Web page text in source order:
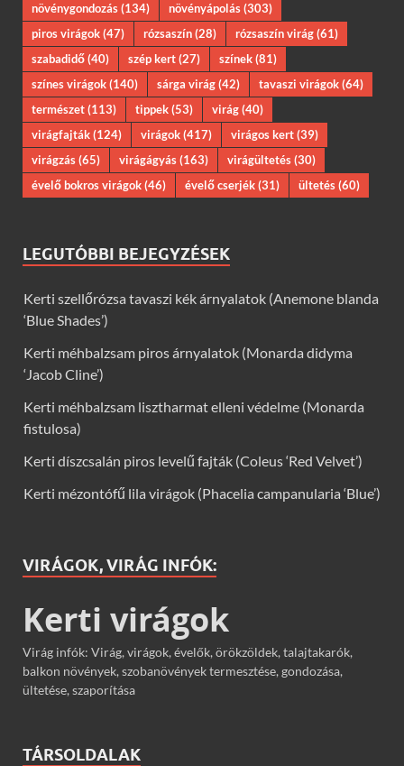
növénygondozás(134) növényápolás(303)
piros virágok(47) rózsaszín(28) rózsaszín virág(61)
szabadidő(40) szép kert(27) színek(81)
színes virágok(140) sárga virág(42) tavaszi virágok(64)
természet(113) tippek(53) virág(40)
virágfajták(124) virágok(417) virágos kert(39)
virágzás(65) virágágyás(163) virágültetés(30)
évelő bokros virágok(46) évelő cserjék(31) ültetés(60)
LEGUTÓBBI BEJEGYZÉSEK
Kerti szellőrózsa tavaszi kék árnyalatok (Anemone blanda
‘Blue Shades’)
Kerti méhbalzsam piros árnyalatok (Monarda didyma
‘Jacob Cline’)
Kerti méhbalzsam lisztharmat elleni védelme (Monarda
fistulosa)
Kerti díszcsalán piros levelű fajták (Coleus ‘Red Velvet’)
Kerti mézontófű lila virágok (Phacelia campanularia ‘Blue’)
VIRÁGOK, VIRÁG INFÓK:
Kerti virágok
Virág infók: Virág, virágok, évelők, örökzöldek, talajtakarók,
balkon növények, szobanövények termesztése, gondozása,
ültetése, szaporítása
TÁRSOLDALAK